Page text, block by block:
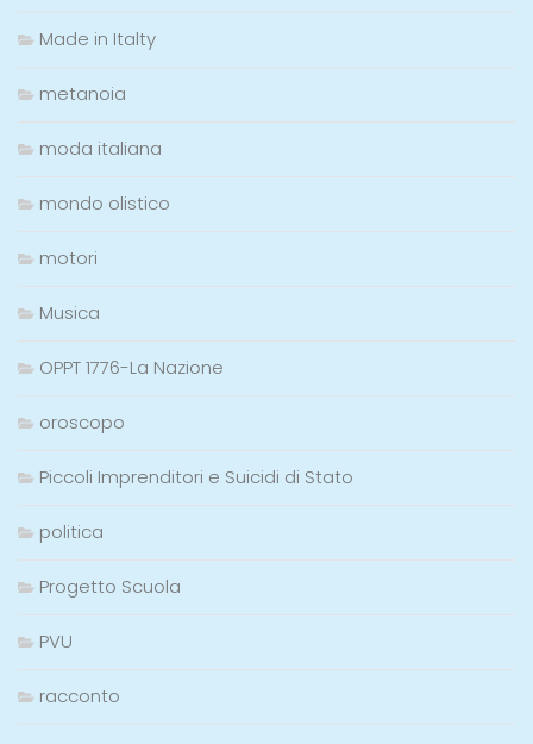
Made in Italty
metanoia
moda italiana
mondo olistico
motori
Musica
OPPT 1776-La Nazione
oroscopo
Piccoli Imprenditori e Suicidi di Stato
politica
Progetto Scuola
PVU
racconto